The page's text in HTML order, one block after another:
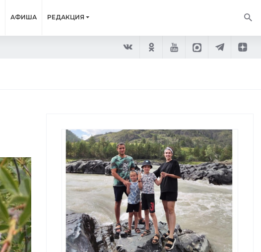
АФИША РЕДАКЦИЯ